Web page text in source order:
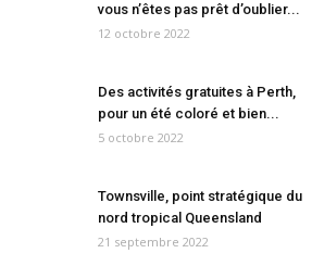
vous n’êtes pas prêt d’oublier...
12 octobre 2022
Des activités gratuites à Perth,
pour un été coloré et bien...
5 octobre 2022
Townsville, point stratégique du
nord tropical Queensland
21 septembre 2022